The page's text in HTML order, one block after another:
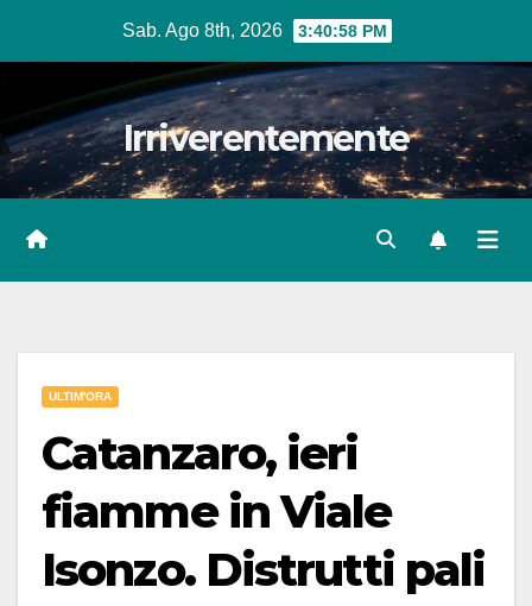
Sab. Ago 8th, 2026 3:41:00 PM
Irriverentemente
ULTIM'ORA
Catanzaro, ieri
fiamme in Viale
Isonzo. Distrutti pali